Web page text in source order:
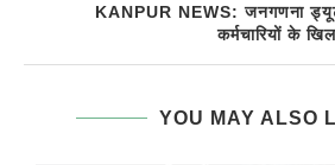
KANPUR NEWS: जनगणना
कर्मचारियों के
YOU MAY ALSO